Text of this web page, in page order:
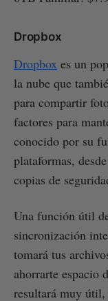
Dropbox
Dropbox es un
la nube que
para compartir
factores para
conocido por su
plataformas,
copias de
Una función útil
sincronización
tomará tus
ahorrarte espacio
resultará muy